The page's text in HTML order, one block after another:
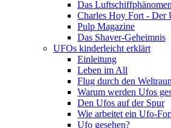
Das Luftschiffphänomen
Charles Hoy Fort - Der
Pulp Magazine
Das Shaver-Geheimnis
UFOs kinderleicht erklärt
Einleitung
Leben im All
Flug durch den
Warum werden Ufos
Den Ufos auf der Spur
Wie arbeitet ein Ufo-
Ufo gesehen?